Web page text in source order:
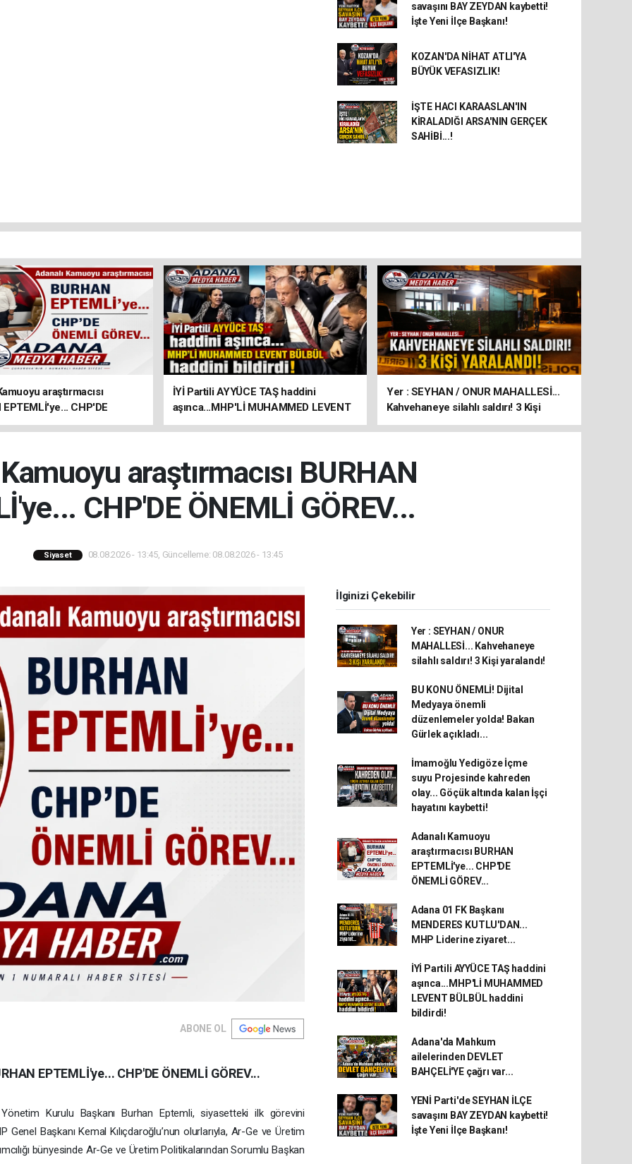
savaşını BAY ZEYDAN kaybetti!
İşte Yeni İlçe Başkanı!
KOZAN'DA NİHAT ATLI'YA
BÜYÜK VEFASIZLIK!
İŞTE HACI KARAASLAN'IN
KİRALADIĞI ARSA'NIN GERÇEK
SAHİBİ...!
araştırmacısı
EPTEMLİ'ye... CHP'DE
İYİ Partili AYYÜCE TAŞ haddini
aşınca...MHP'Lİ MUHAMMED LEVENT
BÜLBÜL haddini bildirdi!
Yer : SEYHAN / ONUR MAHALLESİ...
Kahvehaneye silahlı saldırı! 3 Kişi
yaralandı!
araştırmacısı BURHAN
CHP'DE ÖNEMLİ GÖREV...
Siyaset 08.08.2026 - 13:45, Güncelleme: 08.08.2026 - 13:45
ABONE OL
EPTEMLİ'ye... CHP'DE ÖNEMLİ GÖREV...
Kurulu Başkanı Burhan Eptemli, siyasetteki ilk görevini
Genel Başkanı Kemal Kılıçdaroğlu’nun olurlarıyla, Ar-Ge ve Üretim
bünyesinde Ar-Ge ve Üretim Politikalarından Sorumlu Başkan
İlginizi Çekebilir
Yer : SEYHAN / ONUR
MAHALLESİ... Kahvehaneye
silahlı saldırı! 3 Kişi yaralandı!
BU KONU ÖNEMLİ! Dijital
Medyaya önemli
düzenlemeler yolda! Bakan
Gürlek açıkladı...
İmamoğlu Yedigöze İçme
suyu Projesinde kahreden
olay... Göçük altında kalan İşçi
hayatını kaybetti!
Adanalı Kamuoyu
araştırmacısı BURHAN
EPTEMLİ'ye... CHP'DE
ÖNEMLİ GÖREV...
Adana 01 FK Başkanı
MENDERES KUTLU'DAN...
MHP Liderine ziyaret...
İYİ Partili AYYÜCE TAŞ haddini
aşınca...MHP'Lİ MUHAMMED
LEVENT BÜLBÜL haddini
bildirdi!
Adana'da Mahkum
ailelerinden DEVLET
BAHÇELİ'YE çağrı var...
YENİ Parti'de SEYHAN İLÇE
savaşını BAY ZEYDAN kaybetti!
İşte Yeni İlçe Başkanı!